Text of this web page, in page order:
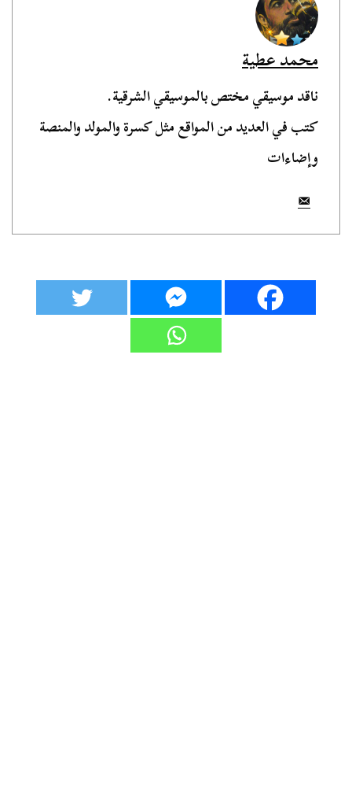
محمد عطية
ناقد موسيقي مختص بالموسيقي الشرقية.
كتب في العديد من المواقع مثل كسرة والمولد والمنصة
وإضاءات